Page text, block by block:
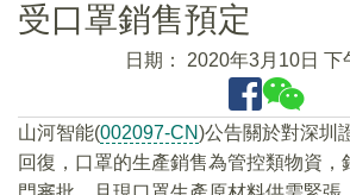
受口罩銷售預定
日期： 2020年3月10日 下
山河智能(002097-CN)公告關於對深圳
回復，口罩的生產銷售為管控類物資，